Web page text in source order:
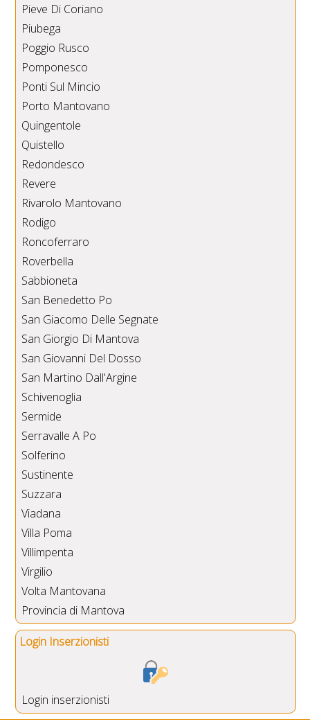
Pieve Di Coriano
Piubega
Poggio Rusco
Pomponesco
Ponti Sul Mincio
Porto Mantovano
Quingentole
Quistello
Redondesco
Revere
Rivarolo Mantovano
Rodigo
Roncoferraro
Roverbella
Sabbioneta
San Benedetto Po
San Giacomo Delle Segnate
San Giorgio Di Mantova
San Giovanni Del Dosso
San Martino Dall'Argine
Schivenoglia
Sermide
Serravalle A Po
Solferino
Sustinente
Suzzara
Viadana
Villa Poma
Villimpenta
Virgilio
Volta Mantovana
Provincia di Mantova
Login Inserzionisti
Login inserzionisti